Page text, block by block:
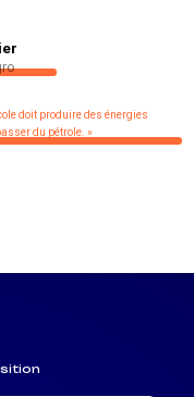
doit produire des énergies
du pétrole. »